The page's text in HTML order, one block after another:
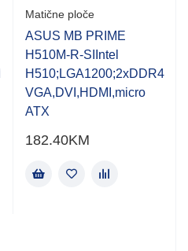
Rated
0.001
out
of
5
Matične ploče
ASUS MB PRIME
H510M-R-SIIntel
H510;LGA1200;2xDDR4
VGA,DVI,HDMI,micro
ATX
182.40KM